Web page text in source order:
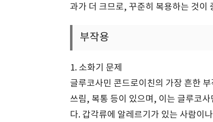
과가 더 크므로, 꾸준히 복용하는 것이
부작용
1. 소화기 문제
글루코사민 콘드로이친의 가장 흔한
쓰림, 복통 등이 있으며, 이는 글루코
다. 갑각류에 알레르기가 있는 사람이